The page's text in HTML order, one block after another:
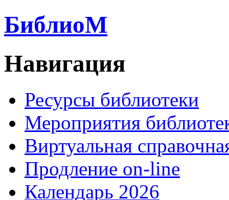
БиблиоМ
Навигация
Ресурсы библиотеки
Мероприятия
Виртуальная
Продление on-line
Календарь 2026